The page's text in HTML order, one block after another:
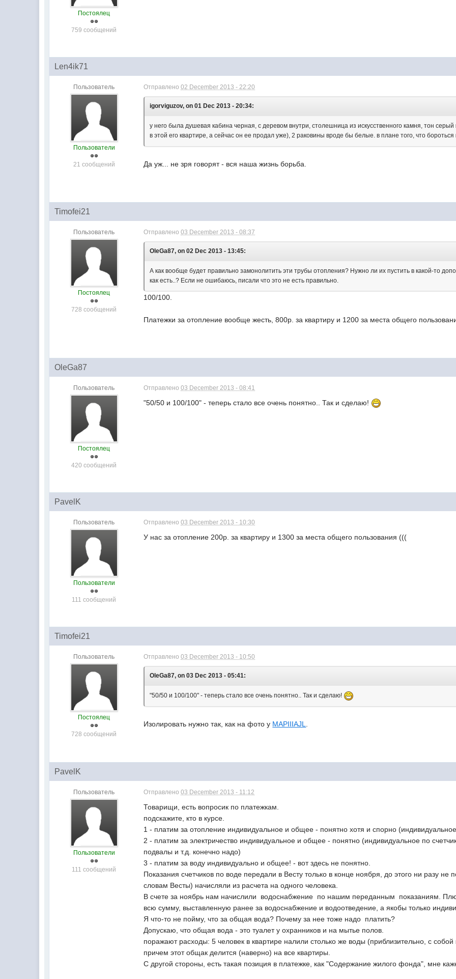
Постоялец
759 сообщений
Len4ik71
Пользователь
Пользователи
21 сообщений
Отправлено02 December 2013 - 22:20
igorviguzov, on 01 Dec 2013 - 20:34:
у него была душевая кабина черная, с деревом внутри, столешница из искусственного камня, тон
в этой его квартире, а сейчас он ее продал уже), 2 раковины вроде бы белые. в плане того, что
Да уж... не зря говорят - вся наша жизнь борьба.
Timofei21
Пользователь
Постоялец
728 сообщений
Отправлено03 December 2013 - 08:37
OleGa87, on 02 Dec 2013 - 13:45:
А как вообще будет правильно замонолитить эти трубы отопления? Нужно ли их пустить в какой-то
как есть..? Если не ошибаюсь, писали что это не есть правильно.
100/100.
Платежки за отопление вообще жесть, 800р. за квартиру и 1200 за места общего
OleGa87
Пользователь
Постоялец
420 сообщений
Отправлено03 December 2013 - 08:41
"50/50 и 100/100" - теперь стало все очень понятно.. Так и сделаю!
PavelK
Пользователь
Пользователи
111 сообщений
Отправлено03 December 2013 - 10:30
У нас за отопление 200р. за квартиру и 1300 за места общего пользования (((
Timofei21
Пользователь
Постоялец
728 сообщений
Отправлено03 December 2013 - 10:50
OleGa87, on 03 Dec 2013 - 05:41:
"50/50 и 100/100" - теперь стало все очень понятно.. Так и сделаю!
Изолировать нужно так, как на фото у MAPIIIAJL
PavelK
Пользователь
Пользователи
111 сообщений
Отправлено03 December 2013 - 11:12
Товарищи, есть вопросик по платежкам.
подскажите, кто в курсе.
1 - платим за отопление индивидуальное и общее - понятно хотя и спорно
2 - платим за электричество индивидуальное и общее - понятно (индивидуальное по
подвалы и т.д. конечно надо)
3 - платим за воду индивидуально и общее! - вот здесь не понятно.
Показания счетчиков по воде передали в Весту только в конце ноября, до этого ни разу
словам Весты) начисляли из расчета на одного человека.
В счете за ноябрь нам начислили водоснабжение по нашим переданным показаниям.
всю сумму, выставленную ранее за водоснабжение и водоотведение, а якобы только
Я что-то не пойму, что за общая вода? Почему за нее тоже надо платить?
Допускаю, что общая вода - это туалет у охранников и на мытье полов.
поражают расходы: 5 человек в квартире налили столько же воды (приблизительно, с
причем этот общак делится (наверно) на все квартиры.
С другой стороны, есть такая позиция в платежке, как "Содержание жилого фонда", мне